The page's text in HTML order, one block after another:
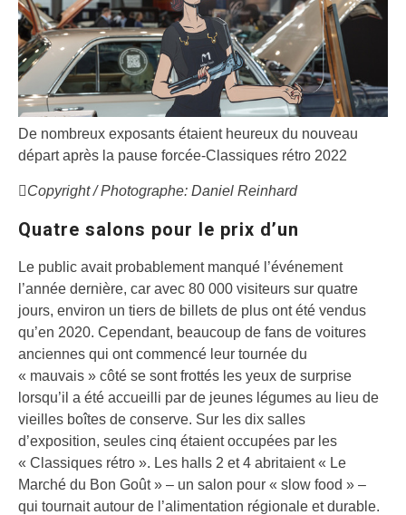
De nombreux exposants étaient heureux du nouveau
départ après la pause forcée-Classiques rétro 2022
Copyright / Photographe: Daniel Reinhard
Quatre salons pour le prix d’un
Le public avait probablement manqué l’événement
l’année dernière, car avec 80 000 visiteurs sur quatre
jours, environ un tiers de billets de plus ont été vendus
qu’en 2020. Cependant, beaucoup de fans de voitures
anciennes qui ont commencé leur tournée du
« mauvais » côté se sont frottés les yeux de surprise
lorsqu’il a été accueilli par de jeunes légumes au lieu de
vieilles boîtes de conserve. Sur les dix salles
d’exposition, seules cinq étaient occupées par les
« Classiques rétro ». Les halls 2 et 4 abritaient « Le
Marché du Bon Goût » – un salon pour « slow food » –
qui tournait autour de l’alimentation régionale et durable.